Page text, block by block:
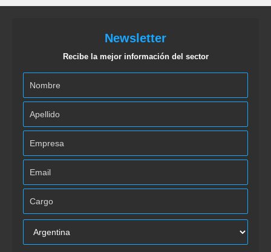
Newsletter
Recibe la mejor información del sector